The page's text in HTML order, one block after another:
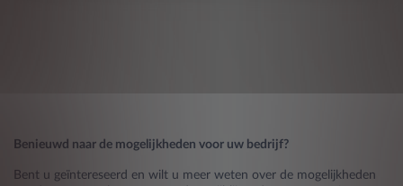
Benieuwd naar de mogelijkheden voor uw bedrijf?
Bent u geïntereseerd en wilt u meer weten over de mogelijkheden